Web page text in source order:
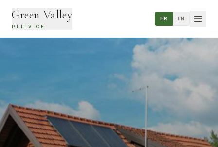
Green Valley
PLITVICE
HR EN
ATRAKCIJE
KONTAKT